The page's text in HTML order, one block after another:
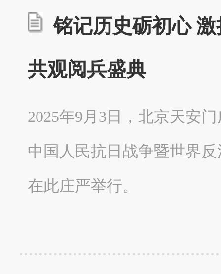
铭记历史砺初心 激
共观阅兵盛典
2025年9月3日，北京天安
中国人民抗日战争暨世界
在此庄严举行。